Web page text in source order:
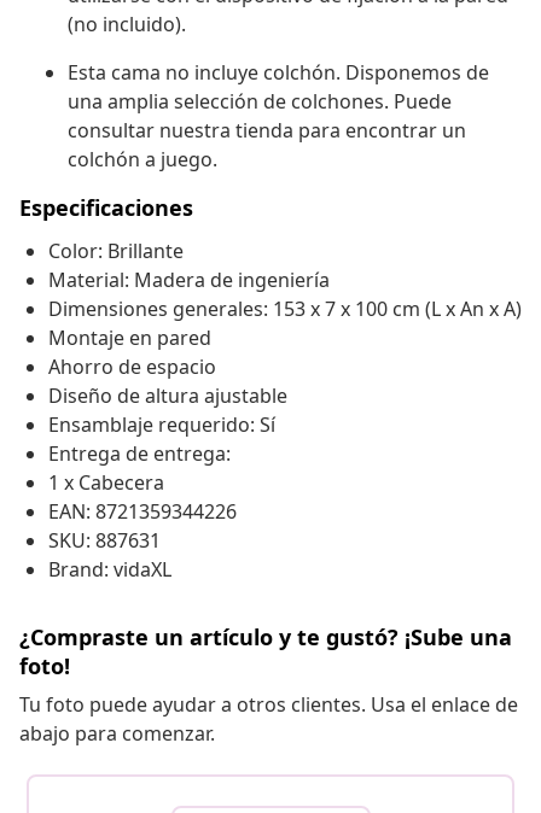
(no incluido).
Esta cama no incluye colchón. Disponemos de
una amplia selección de colchones. Puede
consultar nuestra tienda para encontrar un
colchón a juego.
Especificaciones
Color: Brillante
Material: Madera de ingeniería
Dimensiones generales: 153 x 7 x 100 cm (L x An x A)
Montaje en pared
Ahorro de espacio
Diseño de altura ajustable
Ensamblaje requerido: Sí
Entrega de entrega:
1 x Cabecera
EAN: 8721359344226
SKU: 887631
Brand: vidaXL
¿Compraste un artículo y te gustó? ¡Sube una
foto!
Tu foto puede ayudar a otros clientes. Usa el enlace de
abajo para comenzar.